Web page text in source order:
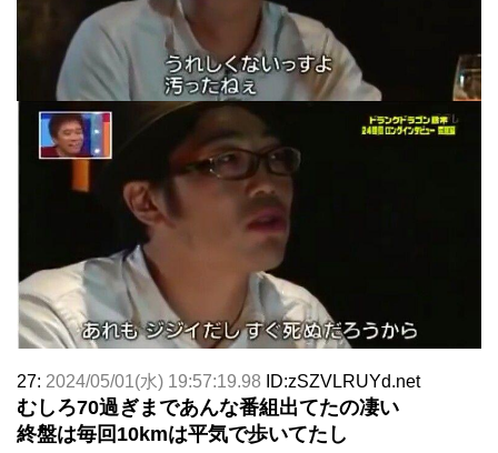
27: 2024/05/01(水) 19:57:19.98 ID:zSZVLRUYd.net
むしろ70過ぎまであんな番組出てたの凄い
終盤は毎回10kmは平気で歩いてたし